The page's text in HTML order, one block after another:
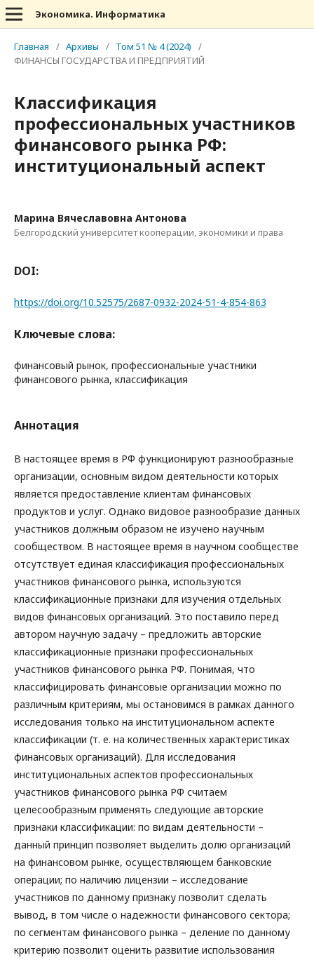
Экономика. Информатика
Главная / Архивы / Том 51 № 4 (2024)
/
ФИНАНСЫ ГОСУДАРСТВА И ПРЕДПРИЯТИЙ
Классификация
профессиональных участников
финансового рынка РФ:
институциональный аспект
Марина Вячеславовна Антонова
Белгородский университет кооперации, экономики и права
DOI:
https://doi.org/10.52575/2687-0932-2024-51-4-854-863
Ключевые слова:
финансовый рынок, профессиональные участники
финансового рынка, классификация
Аннотация
В настоящее время в РФ функционируют разнообразные
организации, основным видом деятельности которых
является предоставление клиентам финансовых
продуктов и услуг. Однако видовое разнообразие данных
участников должным образом не изучено научным
сообществом. В настоящее время в научном сообществе
отсутствует единая классификация профессиональных
участников финансового рынка, используются
классификационные признаки для изучения отдельных
видов финансовых организаций. Это поставило перед
автором научную задачу – предложить авторские
классификационные признаки профессиональных
участников финансового рынка РФ. Понимая, что
классифицировать финансовые организации можно по
различным критериям, мы остановимся в рамках данного
исследования только на институциональном аспекте
классификации (т. е. на количественных характеристиках
финансовых организаций). Для исследования
институциональных аспектов профессиональных
участников финансового рынка РФ считаем
целесообразным применять следующие авторские
признаки классификации: по видам деятельности –
данный принцип позволяет выделить долю организаций
на финансовом рынке, осуществляющем банковские
операции; по наличию лицензии – исследование
участников по данному признаку позволит сделать
вывод, в том числе о надежности финансового сектора;
по сегментам финансового рынка – деление по данному
критерию позволит оценить развитие использования